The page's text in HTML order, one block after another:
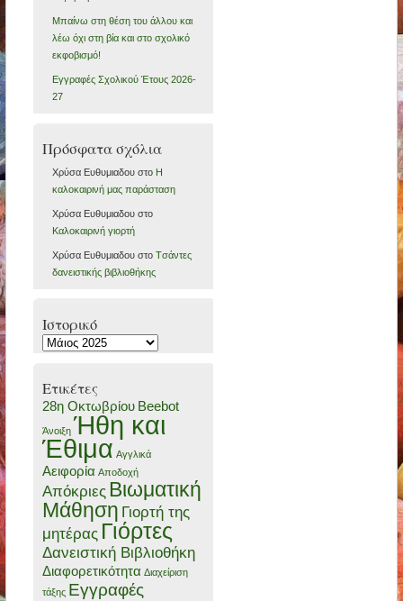
Μπαίνω στη θέση του άλλου και
λέω όχι στη βία και στο σχολικό
εκφοβισμό!
Εγγραφές Σχολικού Έτους 2026-
27
Πρόσφατα σχόλια
Χρύσα Ευθυμιαδουστο Η
καλοκαιρινή μας παράσταση
Χρύσα Ευθυμιαδουστο
Καλοκαιρινή γιορτή
Χρύσα Ευθυμιαδουστο Tσάντες
δανειστικής βιβλιοθήκης
Ιστορικό
Ιστορικό
Ετικέτες
28η Οκτωβρίου Beebot
Άνοιξη Ήθη και
Έθιμα Αγγλικά
Αειφορία Αποδοχή
Απόκριες Βιωματική
Μάθηση Γιορτή της
μητέρας Γιόρτες
Δανειστική Βιβλιοθήκη
Διαφορετικότητα Διαχείριση
τάξης Εγγραφές